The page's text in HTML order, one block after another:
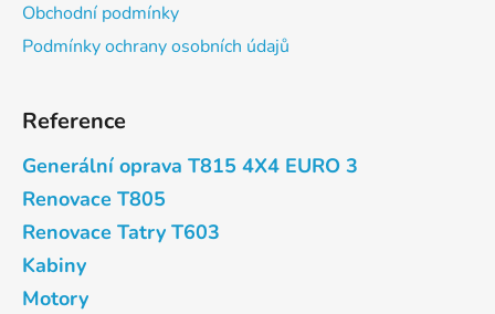
Obchodní podmínky
Podmínky ochrany osobních údajů
Reference
Generální oprava T815 4X4 EURO 3
Renovace T805
Renovace Tatry T603
Kabiny
Motory